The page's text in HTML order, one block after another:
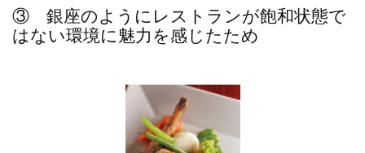
③ 銀座のようにレストランが飽和状態で
はない環境に魅力を感じたため